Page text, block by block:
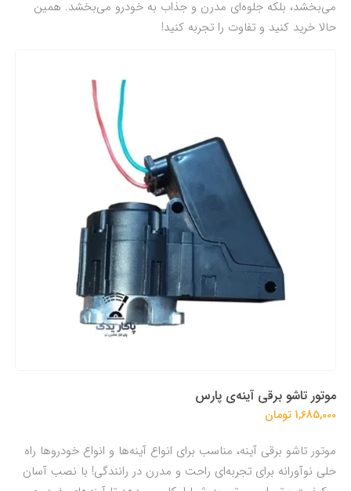
می‌بخشد، بلکه جلوه‌ای مدرن و جذاب به خودرو می‌بخشد. همین
حالا خرید کنید و تفاوت را تجربه کنید!
موتور تاشو برقی آینه‌ی پارس
1,685,000 تومان
موتور تاشو برقی آینه‌، مناسب برای انواع آینه‌ها و انواع خودروها راه
حلی نوآورانه برای تجربه‌ای راحت و مدرن در رانندگی! با نصب آسان